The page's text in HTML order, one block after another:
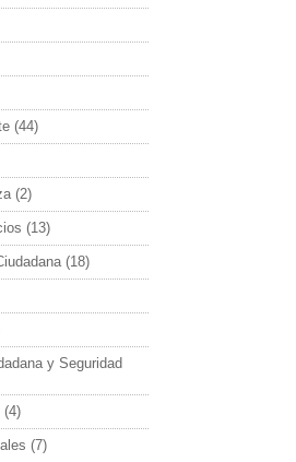
(44)
(2)
(13)
(18)
y Seguridad
(4)
(7)